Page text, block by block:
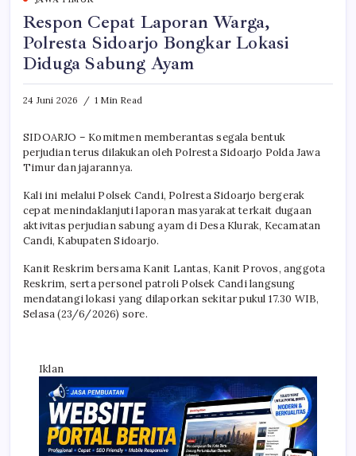
Respon Cepat Laporan Warga,
Polresta Sidoarjo Bongkar Lokasi
Diduga Sabung Ayam
24 Juni 2026 1 Min Read
SIDOARJO – Komitmen memberantas segala bentuk
perjudian terus dilakukan oleh Polresta Sidoarjo Polda Jawa
Timur dan jajarannya.
Kali ini melalui Polsek Candi, Polresta Sidoarjo bergerak
cepat menindaklanjuti laporan masyarakat terkait dugaan
aktivitas perjudian sabung ayam di Desa Klurak, Kecamatan
Candi, Kabupaten Sidoarjo.
Kanit Reskrim bersama Kanit Lantas, Kanit Provos, anggota
Reskrim, serta personel patroli Polsek Candi langsung
mendatangi lokasi yang dilaporkan sekitar pukul 17.30 WIB,
Selasa (23/6/2026) sore.
Iklan